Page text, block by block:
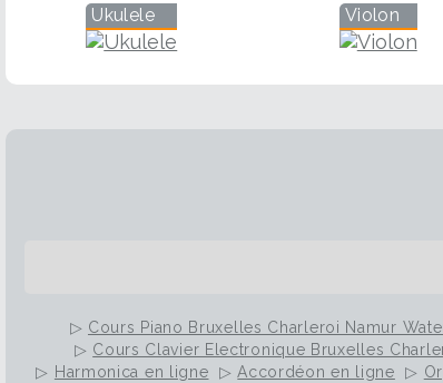
Ukulele Violon
▷ Cours Piano Bruxelles Charleroi Namur
▷ Cours Clavier Electronique Bruxelles
▷ Harmonica en ligne ▷Accordéon en ligne ▷